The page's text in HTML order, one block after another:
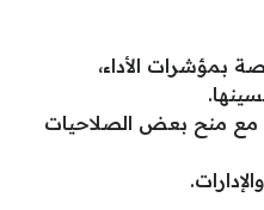
بمؤشرات الأداء،
مع منح بعض الصلاحيات